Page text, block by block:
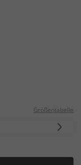
Größentabelle